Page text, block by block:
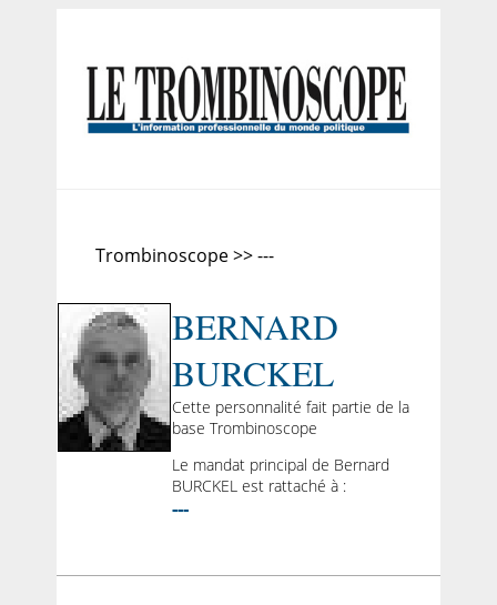
Trombinoscope >> ---
BERNARD
BURCKEL
Cette personnalité fait partie de la
base Trombinoscope
Le mandat principal de Bernard
BURCKEL est rattaché à :
---